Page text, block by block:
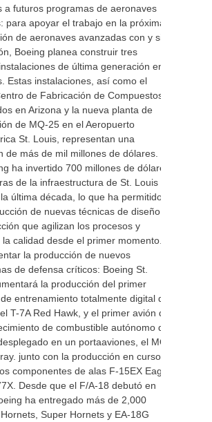
a futuros programas de aeronaves
para apoyar el trabajo en la próxima
de aeronaves avanzadas con y sin
Boeing planea construir tres
de última generación en
Estas instalaciones, así como el
de Fabricación de Compuestos
en Arizona y la nueva planta de
de MQ-25 en el Aeropuerto
St. Louis, representan una
de más de mil millones de dólares.
ha invertido 700 millones de dólares
de la infraestructura de St. Louis
última década, lo que ha permitido
de nuevas técnicas de diseño y
que agilizan los procesos y
la calidad desde el primer momento.
la producción de nuevos
de defensa críticos: Boeing St.
la producción del primer
entrenamiento totalmente digital del
T-7A Red Hawk, y el primer avión de
de combustible autónomo del
en un portaaviones, el MQ-
junto con la producción en curso
componentes de alas F-15EX Eagle
Desde que el F/A-18 debutó en
ha entregado más de 2,000
Super Hornets y EA-18G